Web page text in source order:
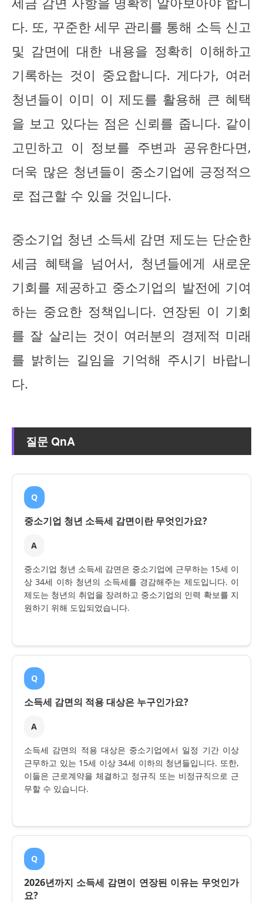
다. 또, 꾸준한 세무 관리를 통해 소득 신고
및 감면에 대한 내용을 정확히 이해하고
기록하는 것이 중요합니다. 게다가, 여러
청년들이 이미 이 제도를 활용해 큰 혜택
을 보고 있다는 점은 신뢰를 줍니다. 같이
고민하고 이 정보를 주변과 공유한다면,
더욱 많은 청년들이 중소기업에 긍정적으
로 접근할 수 있을 것입니다.
중소기업 청년 소득세 감면 제도는 단순한
세금 혜택을 넘어서, 청년들에게 새로운
기회를 제공하고 중소기업의 발전에 기여
하는 중요한 정책입니다. 연장된 이 기회
를 잘 살리는 것이 여러분의 경제적 미래
를 밝히는 길임을 기억해 주시기 바랍니
다.
질문 QnA
Q
중소기업 청년 소득세 감면이란 무엇인가요?
A
중소기업 청년 소득세 감면은 중소기업에 근무하는 15세 이
상 34세 이하 청년의 소득세를 경감해주는 제도입니다. 이
제도는 청년의 취업을 장려하고 중소기업의 인력 확보를 지
원하기 위해 도입되었습니다.
Q
소득세 감면의 적용 대상은 누구인가요?
A
소득세 감면의 적용 대상은 중소기업에서 일정 기간 이상
근무하고 있는 15세 이상 34세 이하의 청년들입니다. 또한,
이들은 근로계약을 체결하고 정규직 또는 비정규직으로 근
무할 수 있습니다.
Q
2026년까지 소득세 감면이 연장된 이유는 무엇인가
요?